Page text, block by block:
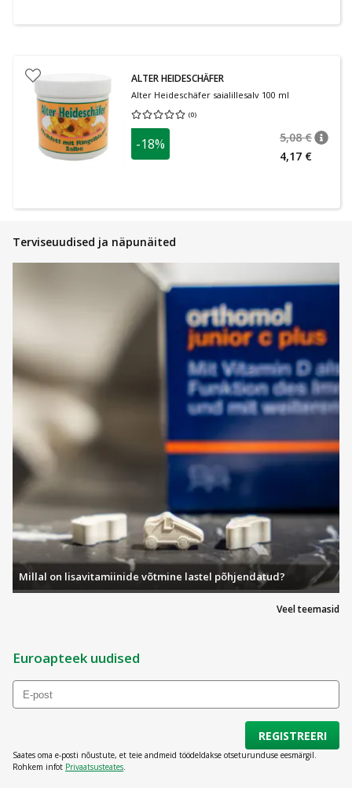
ALTER HEIDESCHÄFER
Alter Heideschäfer saialillesalv 100 ml
(0)
Keskmine hinnang 0.00
-18% 5,08 €
4,17 €
Terviseuudised ja näpunäited
Veel teemasid
Millal on lisavitamiinide võtmine lastel põhjendatud?
Euroapteek uudised
REGISTREERI
Saates oma e-posti nõustute, et teie andmeid töödeldakse otseturunduse eesmärgil.
Rohkem infot Privaatsusteates.